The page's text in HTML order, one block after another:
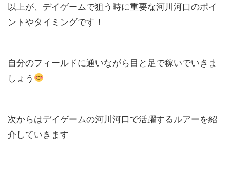
以上が、デイゲームで狙う時に重要な河川河口のポイ
ントやタイミングです！
自分のフィールドに通いながら目と足で稼いでいきま
しょう
次からはデイゲームの河川河口で活躍するルアーを紹
介していきます